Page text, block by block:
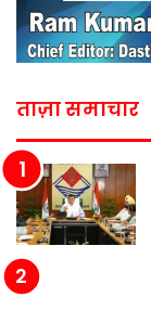
ताज़ा समाचार